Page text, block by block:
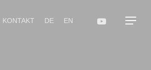
KONTAKT DE EN